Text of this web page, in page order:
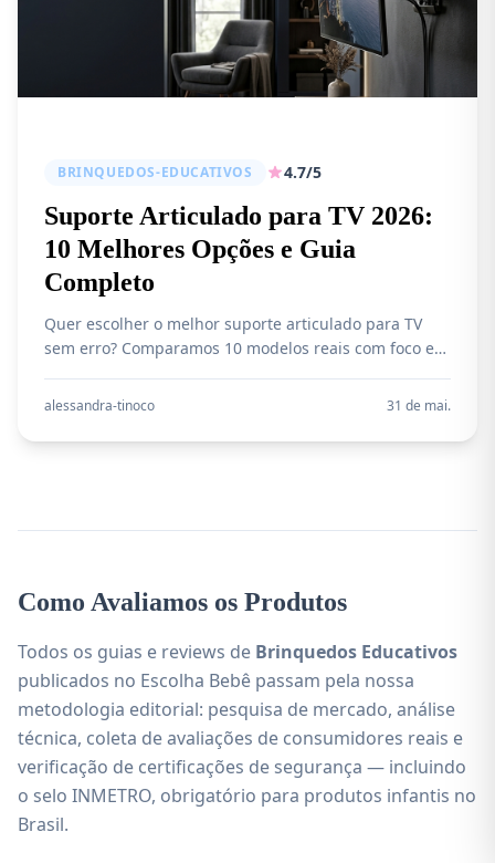
BRINQUEDOS-EDUCATIVOS 4.7/5
Suporte Articulado para TV 2026:
10 Melhores Opções e Guia
Completo
Quer escolher o melhor suporte articulado para TV
sem erro? Comparamos 10 modelos reais com foco em
Samsung e TCL.
alessandra-tinoco 31 de mai.
Como Avaliamos os Produtos
Todos os guias e reviews de Brinquedos Educativos
publicados no Escolha Bebê passam pela nossa
metodologia editorial: pesquisa de mercado, análise
técnica, coleta de avaliações de consumidores reais e
verificação de certificações de segurança — incluindo
o selo INMETRO, obrigatório para produtos infantis no
Brasil.